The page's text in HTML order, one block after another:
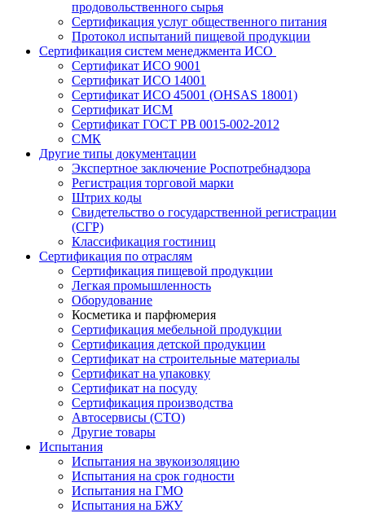
продовольственного сырья
Сертификация услуг общественного питания
Протокол испытаний пищевой продукции
Сертификация систем менеджмента ИСО
Сертификат ИСО 9001
Сертификат ИСО 14001
Сертификат ИСО 45001 (OHSAS 18001)
Сертификат ИСМ
Сертификат ГОСТ РВ 0015-002-2012
СМК
Другие типы документации
Экспертное заключение Роспотребнадзора
Регистрация торговой марки
Штрих коды
Свидетельство о государственной регистрации
(СГР)
Классификация гостиниц
Сертификация по отраслям
Сертификация пищевой продукции
Легкая промышленность
Оборудование
Косметика и парфюмерия
Сертификация мебельной продукции
Сертификация детской продукции
Сертификат на строительные материалы
Сертификат на упаковку
Сертификат на посуду
Сертификация производства
Автосервисы (СТО)
Другие товары
Испытания
Испытания на звукоизоляцию
Испытания на срок годности
Испытания на ГМО
Испытания на БЖУ